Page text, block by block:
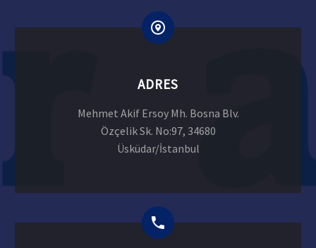
ADRES
Mehmet Akif Ersoy Mh. Bosna Blv.
Özçelik Sk. No:97, 34680
Üsküdar/İstanbul